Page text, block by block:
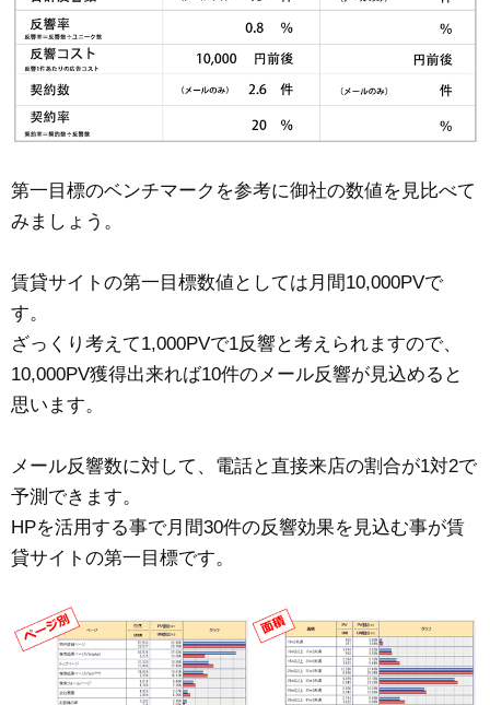
第一目標のベンチマークを参考に御社の数値を見比べて
みましょう。
賃貸サイトの第一目標数値としては月間10,000PVで
す。
ざっくり考えて1,000PVで1反響と考えられますので、
10,000PV獲得出来れば10件のメール反響が見込めると
思います。
メール反響数に対して、電話と直接来店の割合が1対2で
予測できます。
HPを活用する事で月間30件の反響効果を見込む事が賃
貸サイトの第一目標です。